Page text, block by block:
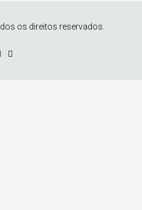
os direitos reservados.